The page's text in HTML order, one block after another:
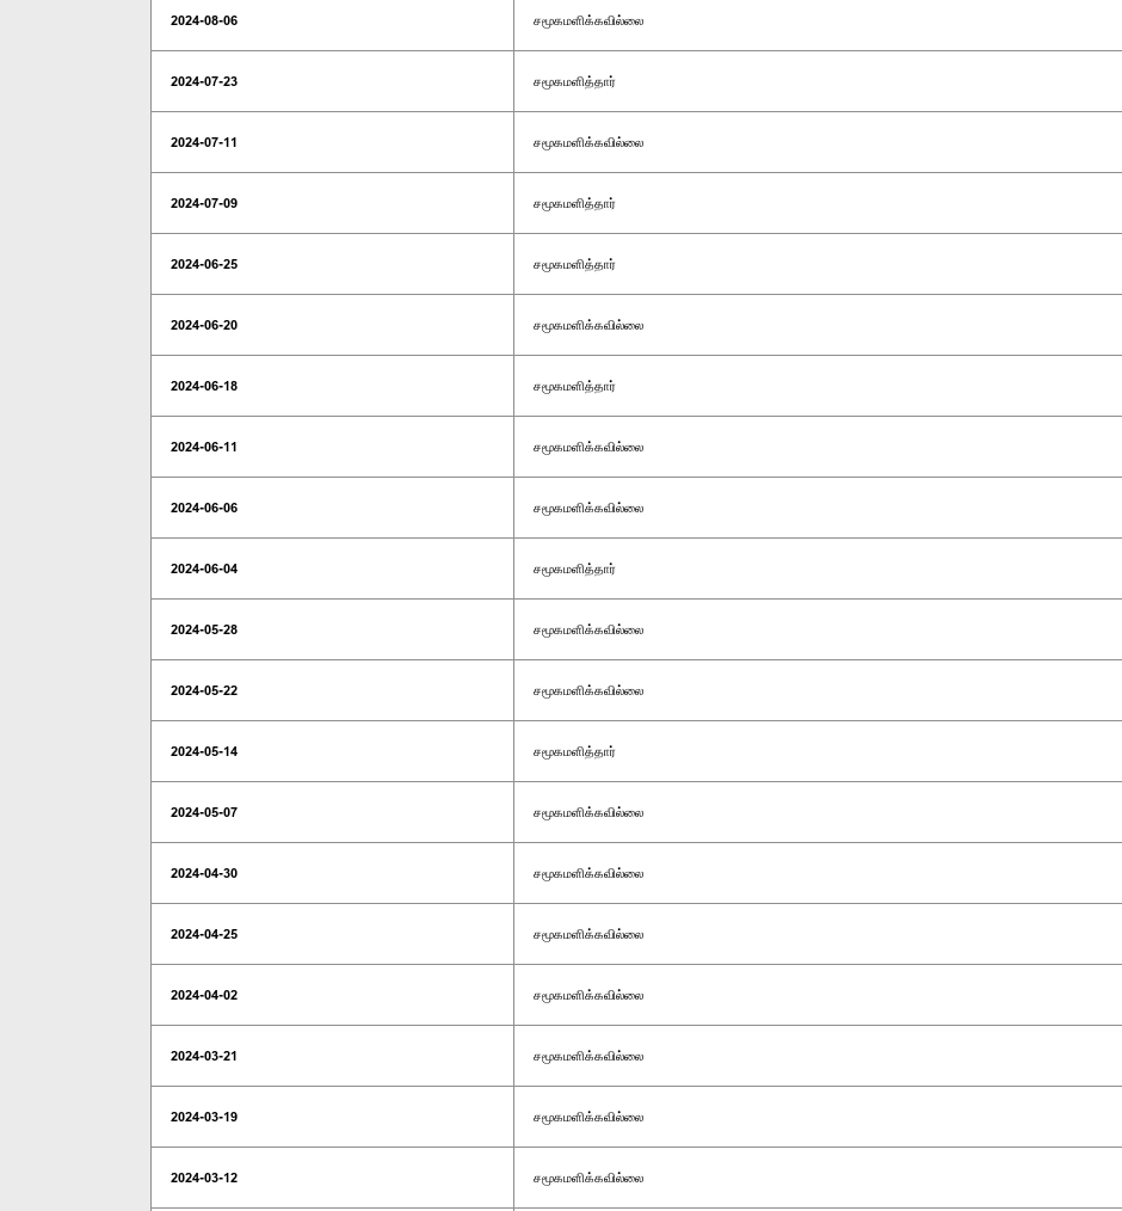
2024-08-06 சமூகமளிக்கவில்லை
2024-07-23 சமூகமளித்தார்
2024-07-11 சமூகமளிக்கவில்லை
2024-07-09 சமூகமளித்தார்
2024-06-25 சமூகமளித்தார்
2024-06-20 சமூகமளிக்கவில்லை
2024-06-18 சமூகமளித்தார்
2024-06-11 சமூகமளிக்கவில்லை
2024-06-06 சமூகமளிக்கவில்லை
2024-06-04 சமூகமளித்தார்
2024-05-28 சமூகமளிக்கவில்லை
2024-05-22 சமூகமளிக்கவில்லை
2024-05-14 சமூகமளித்தார்
2024-05-07 சமூகமளிக்கவில்லை
2024-04-30 சமூகமளிக்கவில்லை
2024-04-25 சமூகமளிக்கவில்லை
2024-04-02 சமூகமளிக்கவில்லை
2024-03-21 சமூகமளிக்கவில்லை
2024-03-19 சமூகமளிக்கவில்லை
2024-03-12 சமூகமளிக்கவில்லை